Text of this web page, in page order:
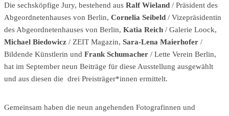
Die sechsköpfige Jury, bestehend aus Ralf Wieland / Präsident des
Abgeordnetenhauses von Berlin, Cornelia Seibeld / Vizepräsidentin
des Abgeordnetenhauses von Berlin, Katia Reich / Galerie Loock,
Michael Biedowicz / ZEIT Magazin, Sara-Lena Maierhofer /
Bildende Künstlerin und Frank Schumacher / Lette Verein Berlin,
hat im September neun Beiträge für diese Ausstellung ausgewählt
und aus diesen die drei Preisträger*innen ermittelt.
Gemeinsam haben die neun angehenden Fotografinnen und